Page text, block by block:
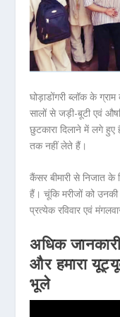
घोड़ाडोंगरी ब्लॉक के
सालों से जड़ी-बूटी एवं
छुटकारा दिलाने में लगे
तक नहीं लेते हैं।
कैंसर बीमारी से निजात
हैं। चूंकि मरीजों को
प्रत्येक रविवार एवं
अधिक
और हमारा
भूले